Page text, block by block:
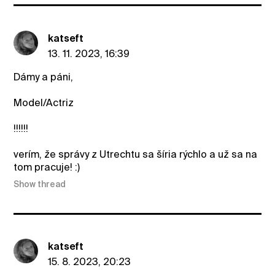
katseft
13. 11. 2023, 16:39
Dámy a páni,
Model/Actriz
!!!!!!
verím, že správy z Utrechtu sa šíria rýchlo a už sa na
tom pracuje! :)
Show thread
katseft
15. 8. 2023, 20:23